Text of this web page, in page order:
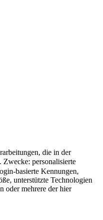
die in der
. Zwecke: personalisierte
basierte Kennungen,
unterstützte Technologien
oder mehrere der hier